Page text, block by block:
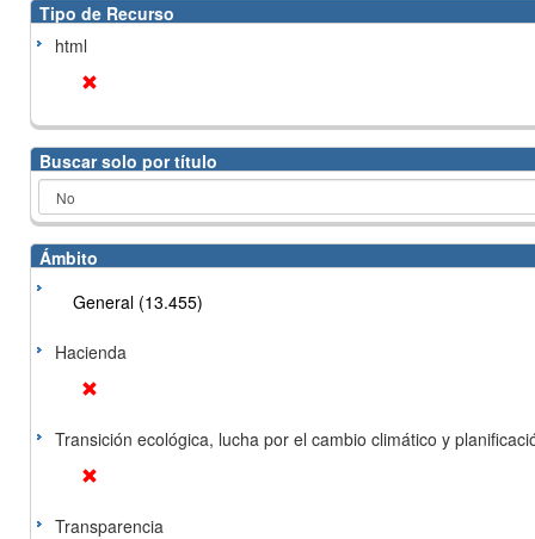
Tipo de Recurso
html
Buscar solo por título
Ámbito
General (13.455)
Hacienda
Transición ecológica, lucha por el cambio climático y
Transparencia